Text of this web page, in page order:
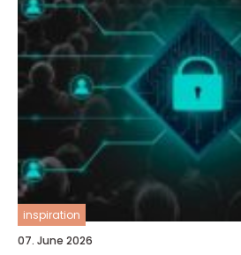
inspiration
07. June 2026